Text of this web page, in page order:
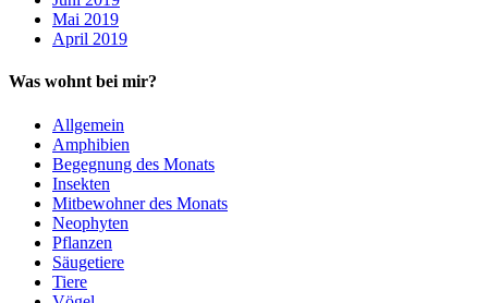
Mai 2019
April 2019
Was wohnt bei mir?
Allgemein
Amphibien
Begegnung des Monats
Insekten
Mitbewohner des Monats
Neophyten
Pflanzen
Säugetiere
Tiere